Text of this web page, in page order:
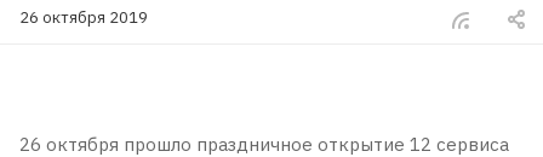
26 октября 2019
26 октября прошло праздничное открытие 12 сервиса